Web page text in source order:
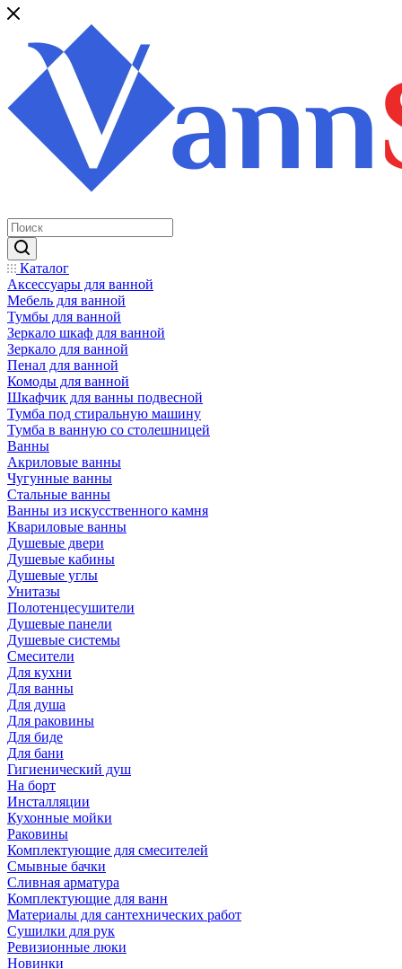
Каталог
Аксессуары для ванной
Мебель для ванной
Тумбы для ванной
Зеркало шкаф для ванной
Зеркало для ванной
Пенал для ванной
Комоды для ванной
Шкафчик для ванны подвесной
Тумба под стиральную машину
Тумба в ванную со столешницей
Ванны
Акриловые ванны
Чугунные ванны
Стальные ванны
Ванны из искусственного камня
Квариловые ванны
Душевые двери
Душевые кабины
Душевые углы
Унитазы
Полотенцесушители
Душевые панели
Душевые системы
Смесители
Для кухни
Для ванны
Для душа
Для раковины
Для биде
Для бани
Гигиенический душ
На борт
Инсталляции
Кухонные мойки
Раковины
Комплектующие для смесителей
Смывные бачки
Сливная арматура
Комплектующие для ванн
Материалы для сантехнических работ
Сушилки для рук
Ревизионные люки
Новинки